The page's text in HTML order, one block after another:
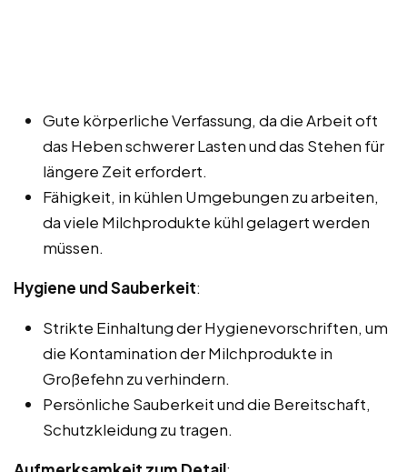
Gute körperliche Verfassung, da die Arbeit oft
das Heben schwerer Lasten und das Stehen für
längere Zeit erfordert.
Fähigkeit, in kühlen Umgebungen zu arbeiten,
da viele Milchprodukte kühl gelagert werden
müssen.
Hygiene und Sauberkeit:
Strikte Einhaltung der Hygienevorschriften, um
die Kontamination der Milchprodukte in
Großefehn zu verhindern.
Persönliche Sauberkeit und die Bereitschaft,
Schutzkleidung zu tragen.